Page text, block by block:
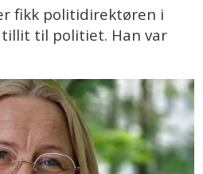
fikk politidirektøren i
tillit til politiet. Han var